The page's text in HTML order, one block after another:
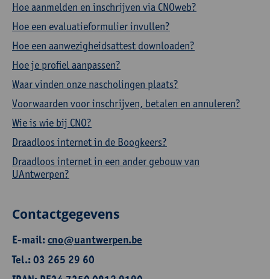
Hoe aanmelden en inschrijven via CNOweb?
Hoe een evaluatieformulier invullen?
Hoe een aanwezigheidsattest downloaden?
Hoe je profiel aanpassen?
Waar vinden onze nascholingen plaats?
Voorwaarden voor inschrijven, betalen en annuleren?
Wie is wie bij CNO?
Draadloos internet in de Boogkeers?
Draadloos internet in een ander gebouw van
UAntwerpen?
Contactgegevens
E-mail:cno@uantwerpen.be
Tel.: 03 265 29 60